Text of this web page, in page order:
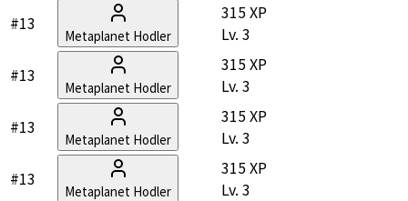
#13
Metaplanet Hodler
315 XP
Lv. 3
#13
Metaplanet Hodler
315 XP
Lv. 3
#13
Metaplanet Hodler
315 XP
Lv. 3
#13
Metaplanet Hodler
315 XP
Lv. 3